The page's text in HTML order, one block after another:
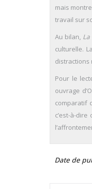
mais
travail sur
Au bilan,
culturelle.
distractions
Pour le
ouvrage
comparatif
c’est-à-
Date de